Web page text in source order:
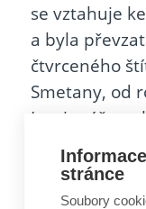
se vztahuje
a byla
čtvrceného
Smetany, od
Lev je též v
Hájků z
vlastníků.
označuje
stránce
Soubory